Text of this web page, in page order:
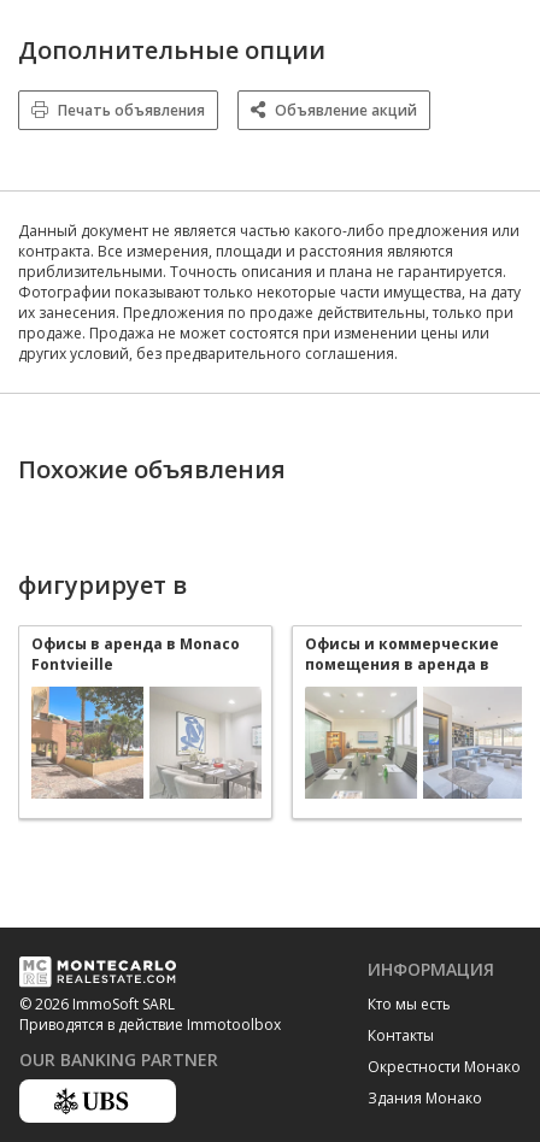
Дополнительные опции
Печать объявления Объявление акций
Данный документ не является частью какого-либо предложения или
контракта. Все измерения, площади и расстояния являются
приблизительными. Точность описания и плана не гарантируется.
Фотографии показывают только некоторые части имущества, на дату
их занесения. Предложения по продаже действительны, только при
продаже. Продажа не может состоятся при изменении цены или
других условий, без предварительного соглашения.
Похожие объявления
фигурирует в
Офисы в аренда в Monaco
Fontvieille
Офисы и коммерческие
помещения в аренда в
Monaco Fontvieille
© 2026 ImmoSoft SARL
Приводятся в действие Immotoolbox
OUR BANKING PARTNER
ИНФОРМАЦИЯ
Кто мы есть
Контакты
Окрестности Монако
Здания Монако